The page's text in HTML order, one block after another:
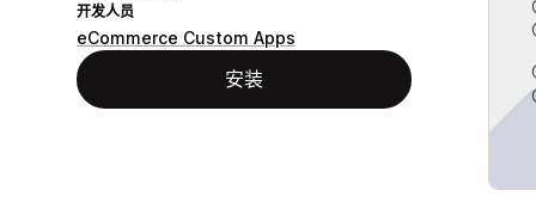
开发人员
eCommerce Custom Apps
安装